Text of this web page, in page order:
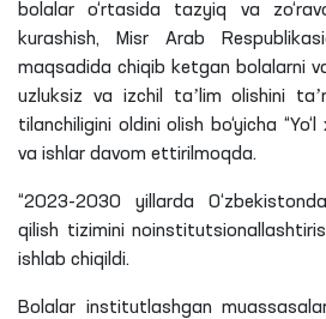
bolalar o‘rtasida tazyiq va
kurashish,
Misr Arab
maqsadida chiqib ketgan bolalarni
uzluksiz va izchil taʼlim olishini
tilanchiligini oldini olish bo‘yicha “Yo‘l
va ishlar davom ettirilmoqda.
“2023-2030 yillarda
qilish tizimini
ishlab chiqildi.
Bolalar institutlashgan